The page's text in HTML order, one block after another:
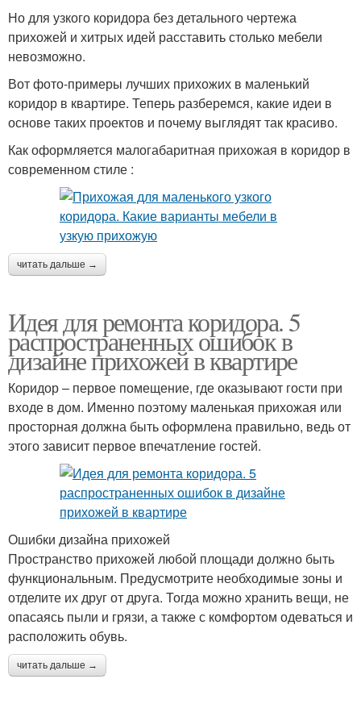
Но для узкого коридора без детального чертежа
прихожей и хитрых идей расставить столько мебели
невозможно.
Вот фото-примеры лучших прихожих в маленький
коридор в квартире. Теперь разберемся, какие идеи в
основе таких проектов и почему выглядят так красиво.
Как оформляется малогабаритная прихожая в коридор в
современном стиле :
читать дальше →
Идея для ремонта коридора. 5
распространенных ошибок в
дизайне прихожей в квартире
Коридор – первое помещение, где оказывают гости при
входе в дом. Именно поэтому маленькая прихожая или
просторная должна быть оформлена правильно, ведь от
этого зависит первое впечатление гостей.
Ошибки дизайна прихожей
Пространство прихожей любой площади должно быть
функциональным. Предусмотрите необходимые зоны и
отделите их друг от друга. Тогда можно хранить вещи, не
опасаясь пыли и грязи, а также с комфортом одеваться и
расположить обувь.
читать дальше →